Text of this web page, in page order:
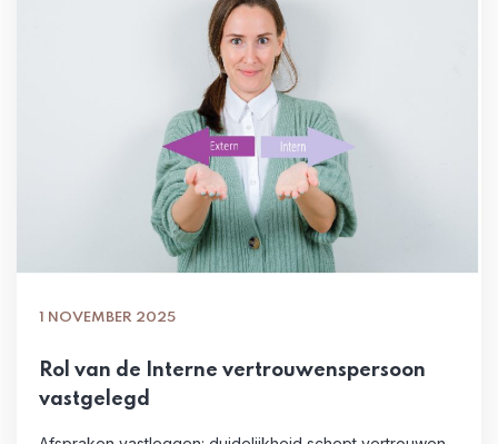
1 NOVEMBER 2025
Rol van de Interne vertrouwenspersoon
vastgelegd